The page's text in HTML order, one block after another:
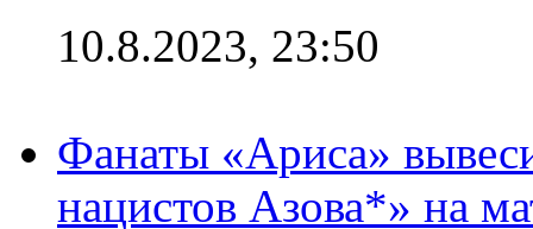
10.8.2023, 23:50
Фанаты «Ариса»
нацистов Азова*» на